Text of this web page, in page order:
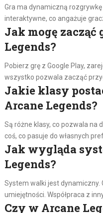
Gra ma dynamiczną
interaktywne, co angażuje
Jak mogę zacząć
Legends?
Pobierz grę z Google Play,
wszystko pozwala zacząć
Jakie klasy
Arcane Legends?
Są różne klasy, co pozwala na
coś, co pasuje do własnych
Jak wygląda
Legends?
System walki jest dynamiczny.
umiejętności. Współpraca z
Czy w Arcane